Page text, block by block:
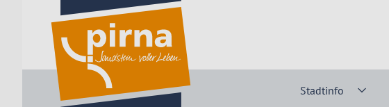
Stadtinfo